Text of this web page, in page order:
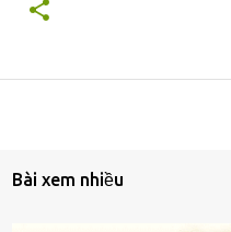
Bài xem nhiều